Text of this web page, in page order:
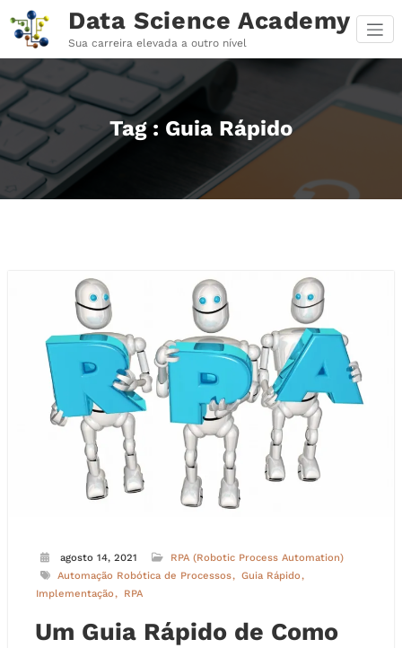
para
conteúdo
Data Science Academy
Sua carreira elevada a outro nível
Tag : Guia Rápido
agosto 14, 2021
RPA (Robotic Process Automation)
Automação Robótica de Processos
Guia Rápido
Implementação
RPA
Um Guia Rápido de Como